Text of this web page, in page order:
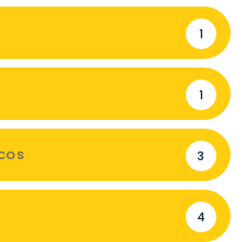
1
1
3
4